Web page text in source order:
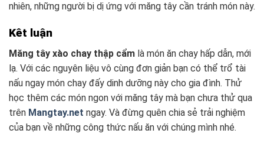
nhiên, những người bị dị ứng với măng tây cần tránh món này.
Kêt luận
Măng tây xào chay thập cẩm là món ăn chay hấp dẫn, mới
lạ. Với các nguyên liệu vô cùng đơn giản bạn có thể trổ tài
nấu ngay món chay đấy dinh dưỡng này cho gia đình. Thử
học thêm các món ngon với măng tây mà bạn chưa thử qua
trên Mangtay.net ngay. Và đừng quên chia sẻ trải nghiệm
của bạn về những công thức nấu ăn với chúng mình nhé.